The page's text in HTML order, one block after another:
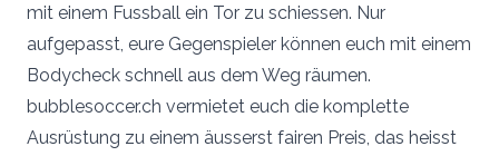
mit einem Fussball ein Tor zu schiessen. Nur
aufgepasst, eure Gegenspieler können euch mit einem
Bodycheck schnell aus dem Weg räumen.
bubblesoccer.ch vermietet euch die komplette
Ausrüstung zu einem äusserst fairen Preis, das heisst